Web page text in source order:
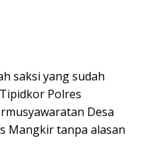
saksi yang sudah
Polres
Desa
Mangkir tanpa alasan